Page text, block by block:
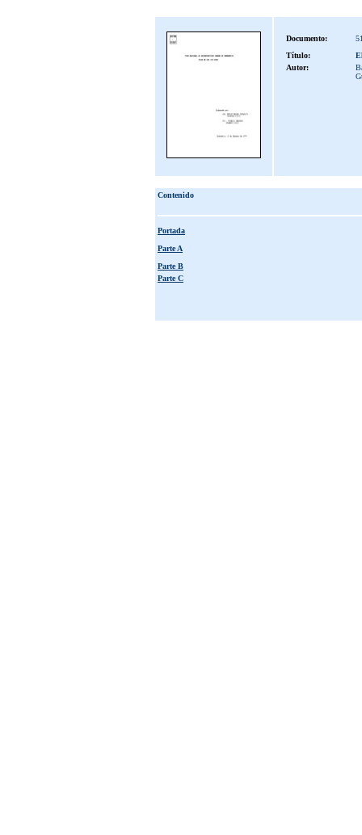
Documento:
Título:
Autor:
Contenido
Portada
Parte A
Parte B
Parte C